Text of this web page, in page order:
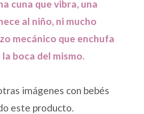
cuna que vibra, una
al niño, ni mucho
mecánico que enchufa
boca del mismo.
imágenes con bebés
este producto.